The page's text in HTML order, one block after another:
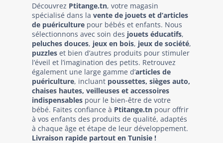
Découvrez Ptitange.tn, votre magasin
spécialisé dans la vente de jouets et d’articles
de puériculture pour bébés et enfants. Nous
sélectionnons avec soin des jouets éducatifs,
peluches douces, jeux en bois, jeux de société,
puzzles et bien d’autres produits pour stimuler
l’éveil et l’imagination des petits. Retrouvez
également une large gamme d’articles de
puériculture, incluant poussettes, sièges auto,
chaises hautes, veilleuses et accessoires
indispensables pour le bien-être de votre
bébé. Faites confiance à Ptitange.tn pour offrir
à vos enfants des produits de qualité, adaptés
à chaque âge et étape de leur développement.
Livraison rapide partout en Tunisie !